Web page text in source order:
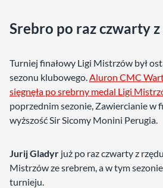
Srebro po raz czwarty z
Turniej finałowy Ligi Mistrzów był
sezonu klubowego.Aluron CMC
sięgnęła po srebrny medal Ligi
poprzednim sezonie, Zawiercianie w
wyższość Sir Sicomy Monini Perugia.
Jurij Gladyr już po raz czwarty z
Mistrzów ze srebrem, a w tym
turnieju.